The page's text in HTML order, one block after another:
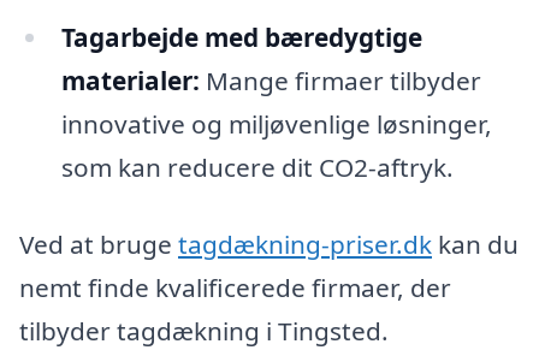
Tagarbejde med bæredygtige
materialer: Mange firmaer tilbyder
innovative og miljøvenlige løsninger,
som kan reducere dit CO2-aftryk.
Ved at bruge tagdækning-priser.dk kan du
nemt finde kvalificerede firmaer, der
tilbyder tagdækning i Tingsted.